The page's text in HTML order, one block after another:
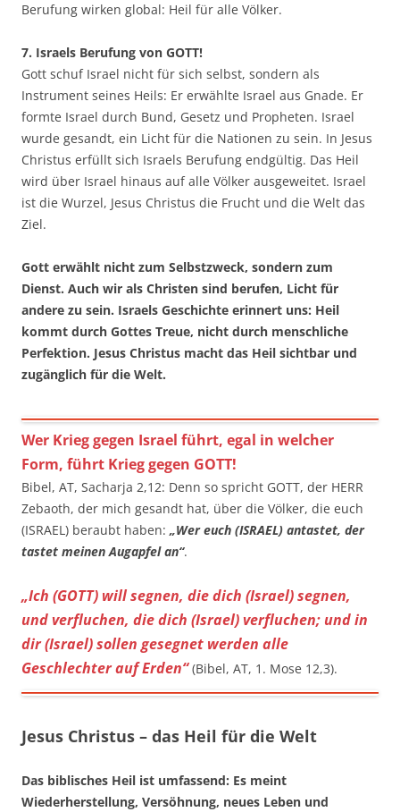
Berufung wirken global: Heil für alle Völker.
7. Israels Berufung von GOTT!
Gott schuf Israel nicht für sich selbst, sondern als
Instrument seines Heils: Er erwählte Israel aus Gnade. Er
formte Israel durch Bund, Gesetz und Propheten. Israel
wurde gesandt, ein Licht für die Nationen zu sein. In Jesus
Christus erfüllt sich Israels Berufung endgültig. Das Heil
wird über Israel hinaus auf alle Völker ausgeweitet. Israel
ist die Wurzel, Jesus Christus die Frucht und die Welt das
Ziel.
Gott erwählt nicht zum Selbstzweck, sondern zum
Dienst. Auch wir als Christen sind berufen, Licht für
andere zu sein. Israels Geschichte erinnert uns: Heil
kommt durch Gottes Treue, nicht durch menschliche
Perfektion. Jesus Christus macht das Heil sichtbar und
zugänglich für die Welt.
Wer Krieg gegen Israel führt, egal in welcher
Form, führt Krieg gegen GOTT!
Bibel, AT, Sacharja 2,12: Denn so spricht GOTT, der HERR
Zebaoth, der mich gesandt hat, über die Völker, die euch
(ISRAEL) beraubt haben: „Wer euch (ISRAEL) antastet, der
tastet meinen Augapfel an“.
„Ich (GOTT) will segnen, die dich (Israel) segnen,
und verfluchen, die dich (Israel) verfluchen; und in
dir (Israel) sollen gesegnet werden alle
Geschlechter auf Erden“(Bibel, AT, 1. Mose 12,3).
Jesus Christus – das Heil für die Welt
Das biblisches Heil ist umfassend: Es meint
Wiederherstellung, Versöhnung, neues Leben und